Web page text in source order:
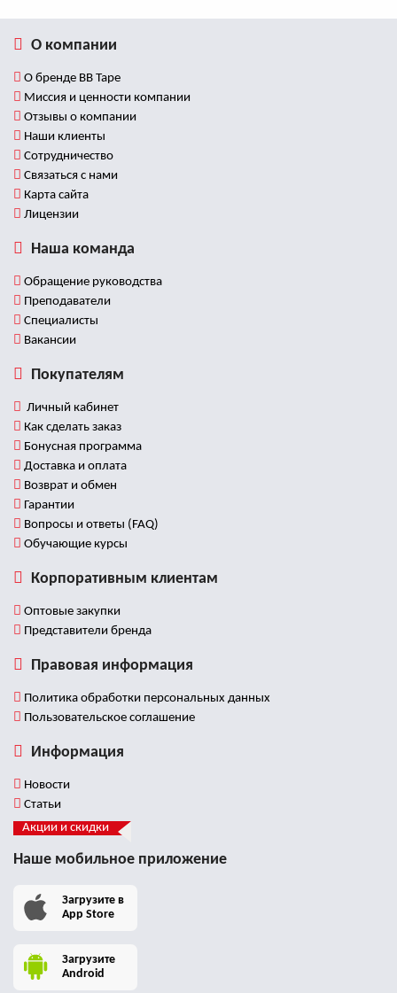
О компании
О бренде BB Tape
Миссия и ценности компании
Отзывы о компании
Наши клиенты
Сотрудничество
Связаться с нами
Карта сайта
Лицензии
Наша команда
Обращение руководства
Преподаватели
Специалисты
Вакансии
Покупателям
Личный кабинет
Как сделать заказ
Бонусная программа
Доставка и оплата
Возврат и обмен
Гарантии
Вопросы и ответы (FAQ)
Обучающие курсы
Корпоративным клиентам
Оптовые закупки
Представители бренда
Правовая информация
Политика обработки персональных данных
Пользовательское соглашение
Информация
Новости
Статьи
Акции и скидки
Наше мобильное приложение
Загрузите в
App Store
Загрузите
Android